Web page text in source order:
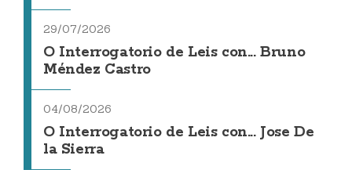
29/07/2026
O Interrogatorio de Leis con... Bruno
Méndez Castro
04/08/2026
O Interrogatorio de Leis con... Jose De
la Sierra